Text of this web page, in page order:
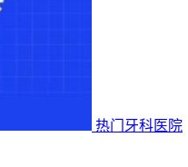
热门牙科医院